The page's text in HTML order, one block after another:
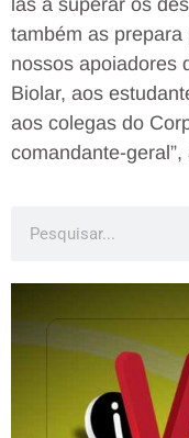
las a superar os
também as
nossos apoiadores
Biolar, aos
aos colegas do
comandante-geral”,